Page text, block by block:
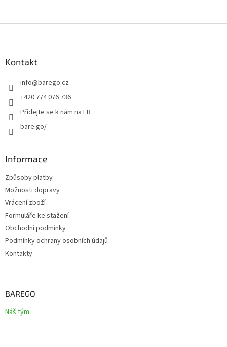
Kontakt
info@barego.cz
+420 774 076 736
Přidejte se k nám na FB
bare.go/
Informace
Způsoby platby
Možnosti dopravy
Vrácení zboží
Formuláře ke stažení
Obchodní podmínky
Podmínky ochrany osobních údajů
Kontakty
BAREGO
Náš tým